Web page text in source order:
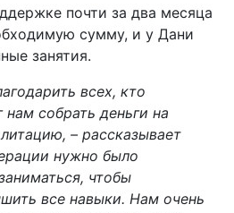
почти за два месяца
сумму, и у Дани
занятия.
всех, кто
нам собрать деньги на
– рассказывает
нужно было
чтобы
все навыки. Нам очень